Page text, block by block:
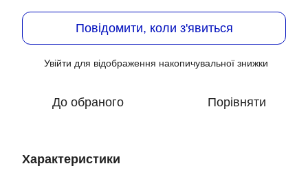
Повідомити, коли з'явиться
Увійти для відображення накопичувальної знижки
До обраного Порівняти
Характеристики